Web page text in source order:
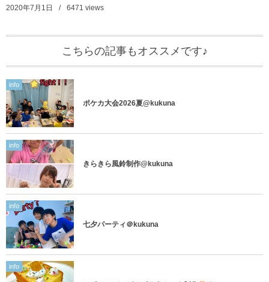
2020年7月1日 6471 views
こちらの記事もオススメです♪
info
ポケカ大会2026夏@kukuna
info
きらきら風鈴制作@kukuna
info
七夕パーティ＠kukuna
info